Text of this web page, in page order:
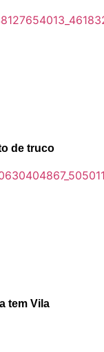
de truco
tem Vila